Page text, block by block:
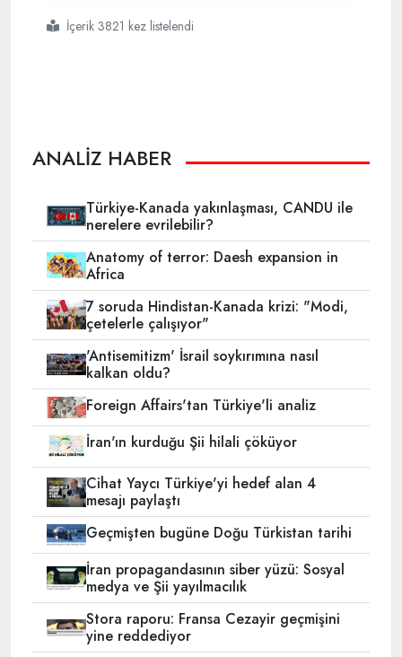
#fetö
#fetullah gülen
#15 temmuz
#paralel yapı
İçerik 3821 kez listelendi
ANALİZ HABER
Türkiye-Kanada yakınlaşması, CANDU ile
nerelere evrilebilir?
Anatomy of terror: Daesh expansion in
Africa
7 soruda Hindistan-Kanada krizi: "Modi,
çetelerle çalışıyor"
'Antisemitizm' İsrail soykırımına nasıl
kalkan oldu?
Foreign Affairs'tan Türkiye'li analiz
İran'ın kurduğu Şii hilali çöküyor
Cihat Yaycı Türkiye'yi hedef alan 4
mesajı paylaştı
Geçmişten bugüne Doğu Türkistan tarihi
İran propagandasının siber yüzü: Sosyal
medya ve Şii yayılmacılık
Stora raporu: Fransa Cezayir geçmişini
yine reddediyor